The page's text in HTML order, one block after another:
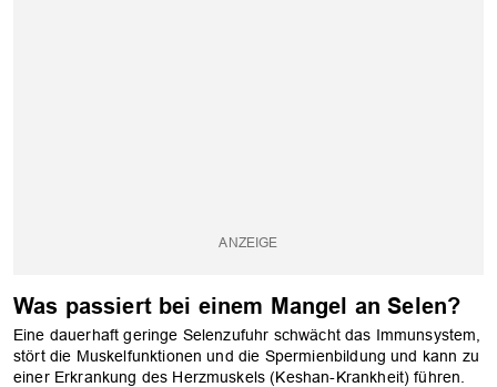
Was passiert bei einem Mangel an Selen?
Eine dauerhaft geringe Selenzufuhr schwächt das Immunsystem,
stört die Muskelfunktionen und die Spermienbildung und kann zu
einer Erkrankung des Herzmuskels (Keshan-Krankheit) führen.